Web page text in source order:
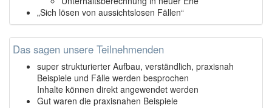
„Sich lösen von aussichtslosen Fällen“
Das sagen unsere Teilnehmenden
super strukturierter Aufbau, verständlich, praxisnah
Beispiele und Fälle werden besprochen
Inhalte können direkt angewendet werden
Gut waren die praxisnahen Beispiele